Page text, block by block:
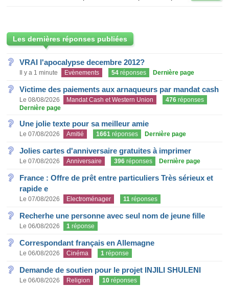
Les dernières réponses publiées
VRAI l'apocalypse decembre 2012?
Il y a 1 minute Evènements 54 réponses Dernière page
Victime des paiements aux arnaqueurs par mandat cash
Le 08/08/2026 Mandat Cash et Western Union 476 réponses
Dernière page
Une jolie texte pour sa meilleur amie
Le 07/08/2026 Amitié 1661 réponses Dernière page
Jolies cartes d'anniversaire gratuites à imprimer
Le 07/08/2026 Anniversaire 396 réponses Dernière page
France : Offre de prêt entre particuliers Très sérieux et
rapide e
Le 07/08/2026 Electroménager 11 réponses
Recherhe une personne avec seul nom de jeune fille
Le 06/08/2026 1 réponse
Correspondant français en Allemagne
Le 06/08/2026 Cinéma 1 réponse
Demande de soutien pour le projet INJILI SHULENI
Le 06/08/2026 Religion 10 réponses